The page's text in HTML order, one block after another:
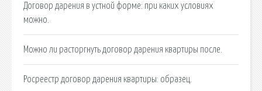
Договор дарения в устной форме: при каких условиях
можно.
Можно ли расторгнуть договор дарения квартиры после.
Росреестр договор дарения квартиры: образец.